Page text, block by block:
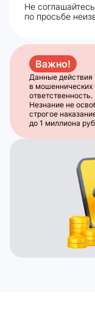
Не
по просьбе
Важно!
Данные действия
в мошеннических
ответственность.
Незнание не
строгое
до 1 миллиона